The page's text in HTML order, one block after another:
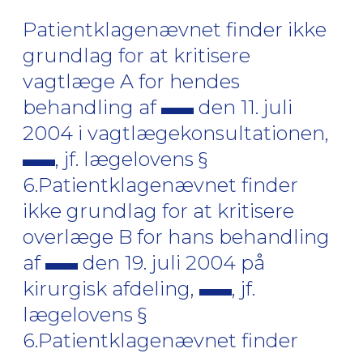
Patientklagenævnet finder ikke
grundlag for at kritisere
vagtlæge A for hendes
behandling af
den 11. juli
2004 i vagtlægekonsultationen,
, jf. lægelovens §
6.Patientklagenævnet finder
ikke grundlag for at kritisere
overlæge B for hans behandling
af
den 19. juli 2004 på
kirurgisk afdeling,
, jf.
lægelovens §
6.Patientklagenævnet finder